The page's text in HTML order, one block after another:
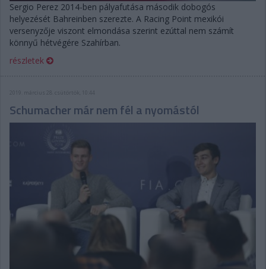
Sergio Perez 2014-ben pályafutása második dobogós
helyezését Bahreinben szerezte. A Racing Point mexikói
versenyzője viszont elmondása szerint ezúttal nem számít
könnyű hétvégére Szahírban.
részletek
2019. március 28. csütörtök, 10:44
Schumacher már nem fél a nyomástól